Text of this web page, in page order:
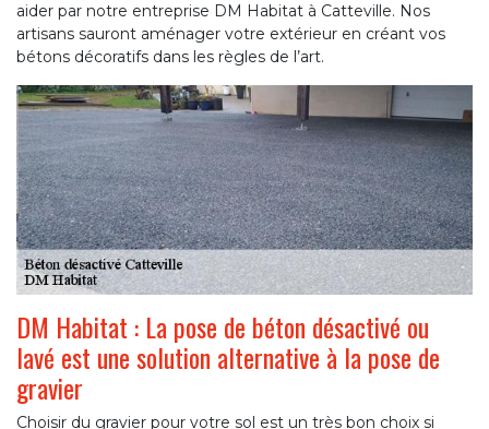
aider par notre entreprise DM Habitat à Catteville. Nos
artisans sauront aménager votre extérieur en créant vos
bétons décoratifs dans les règles de l’art.
DM Habitat : La pose de béton désactivé ou
lavé est une solution alternative à la pose de
gravier
Choisir du gravier pour votre sol est un très bon choix si